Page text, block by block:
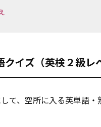
イズ（英検２級レ
て、空所に入る英単語・